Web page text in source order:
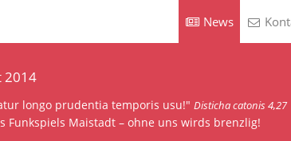
News(current)
2014
longo prudentia temporis usu!" Disticha catonis 4,27
Maistadt – ohne uns wirds brenzlig!